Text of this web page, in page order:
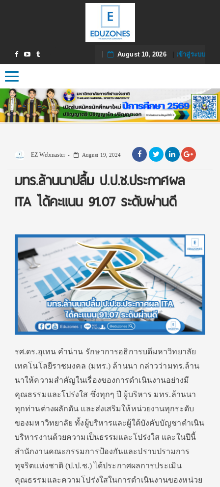
August 10, 2026| เข้าสู่ระบบ
Toggle navigation
EZ Webmaster August 19, 2024
มทร.ล้านนาปลื้ม ป.ป.ช.ประกาศผล
ITA ได้คะแนน 91.07 ระดับผ่านดี
รศ.ดร.อุเทน คำน่าน รักษาการอธิการบดีมหาวิทยาลัย
เทคโนโลยีราชมงคล (มทร.) ล้านนา กล่าวว่ามทร.ล้าน
นาให้ความสำคัญในเรื่องของการดำเนินงานอย่างมี
คุณธรรมและโปร่งใส ซึ่งทุกๆ ปี ผู้บริหาร มทร.ล้านนา
ทุกท่านต่างผลักดัน และส่งเสริมให้หน่วยงานทุกระดับ
ของมหาวิทยาลัย ทั้งผู้บริหารและผู้ใต้บังคับบัญชาดำเนิน
บริหารงานด้วยความเป็นธรรมและโปร่งใส และในปีนี้
สำนักงานคณะกรรมการป้องกันและปราบปรามการ
ทุจริตแห่งชาติ (ป.ป.ช.) ได้ประกาศผลการประเมิน
คุณธรรมและความโปร่งใสในการดำเนินงานของหน่วย